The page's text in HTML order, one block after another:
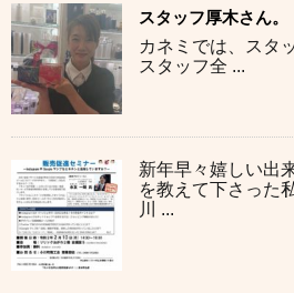
スタッフ厚木さん
カネミでは、スタ
スタッフ全 ...
新年早々嬉しい出
を教えて下さった
川 ...